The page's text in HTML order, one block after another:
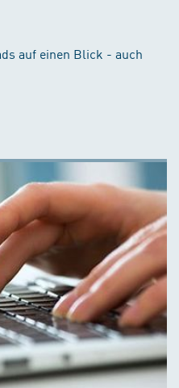
auf einen Blick - auch